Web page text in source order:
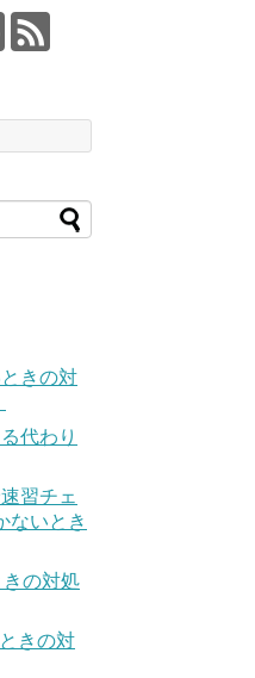
きの対
代わり
習チェ
ないとき
の対処
きの対